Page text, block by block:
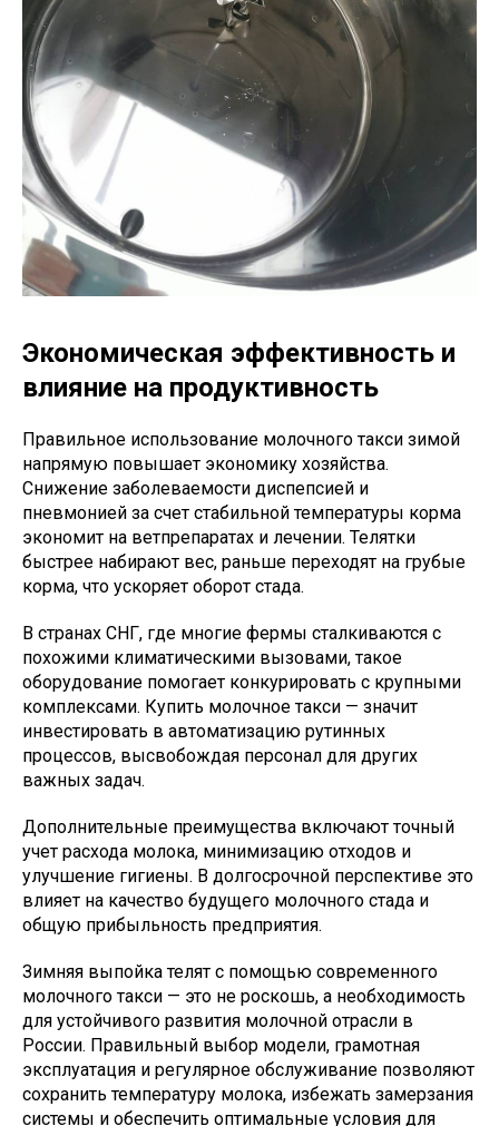
Экономическая эффективность и
влияние на продуктивность
Правильное использование молочного такси зимой
напрямую повышает экономику хозяйства.
Снижение заболеваемости диспепсией и
пневмонией за счет стабильной температуры корма
экономит на ветпрепаратах и лечении. Телятки
быстрее набирают вес, раньше переходят на грубые
корма, что ускоряет оборот стада.
В странах СНГ, где многие фермы сталкиваются с
похожими климатическими вызовами, такое
оборудование помогает конкурировать с крупными
комплексами. Купить молочное такси — значит
инвестировать в автоматизацию рутинных
процессов, высвобождая персонал для других
важных задач.
Дополнительные преимущества включают точный
учет расхода молока, минимизацию отходов и
улучшение гигиены. В долгосрочной перспективе это
влияет на качество будущего молочного стада и
общую прибыльность предприятия.
Зимняя выпойка телят с помощью современного
молочного такси — это не роскошь, а необходимость
для устойчивого развития молочной отрасли в
России. Правильный выбор модели, грамотная
эксплуатация и регулярное обслуживание позволяют
сохранить температуру молока, избежать замерзания
системы и обеспечить оптимальные условия для